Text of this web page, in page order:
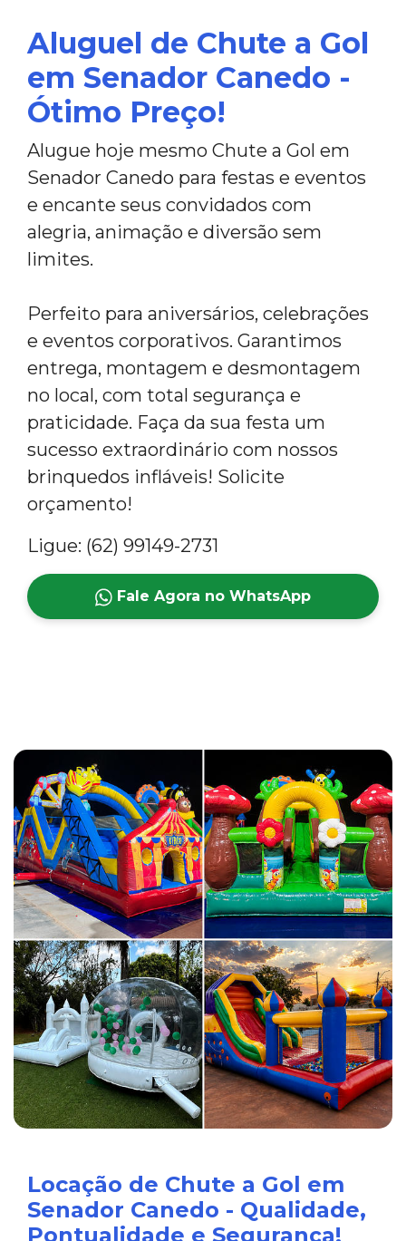
Aluguel de Chute a Gol
em Senador Canedo -
Ótimo Preço!
Alugue hoje mesmo Chute a Gol em
Senador Canedo para festas e eventos
e encante seus convidados com
alegria, animação e diversão sem
limites.
Perfeito para aniversários, celebrações
e eventos corporativos. Garantimos
entrega, montagem e desmontagem
no local, com total segurança e
praticidade. Faça da sua festa um
sucesso extraordinário com nossos
brinquedos infláveis! Solicite
orçamento!
Ligue: (62) 99149-2731
Fale Agora no WhatsApp
Locação de Chute a Gol em
Senador Canedo - Qualidade,
Pontualidade e Segurança!